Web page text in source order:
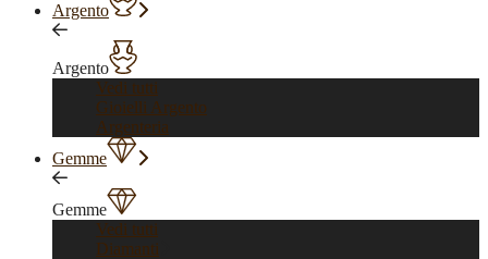
Argento
Argento
Vedi tutti
Gioielli Argento
Argenteria
Gemme
Gemme
Vedi tutti
Diamanti